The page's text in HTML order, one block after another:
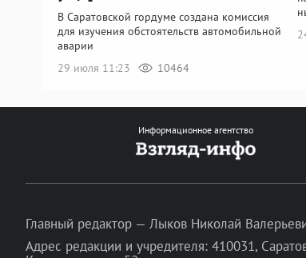
В Саратовской гордуме создана комиссия
для изучения обстоятельств автомобильной
аварии
29 июля 11:23
10464
Информационное агентство
Главный редактор — Лыков Николай
Адрес редакции и учредителя: 410031,